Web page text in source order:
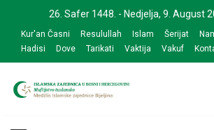
navigation
content
26. Safer 1448. - Nedjelja, 9. August
Kur'an Časni Resulullah Islam Šerijat
Hadisi
Dove Tarikati Vaktija Vakuf